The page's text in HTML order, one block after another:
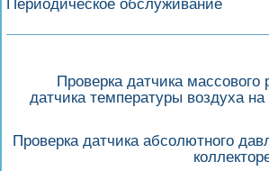
Периодическое обслуживание
Проверка датчика массового
датчика температуры воздуха на
Проверка датчика абсолютного